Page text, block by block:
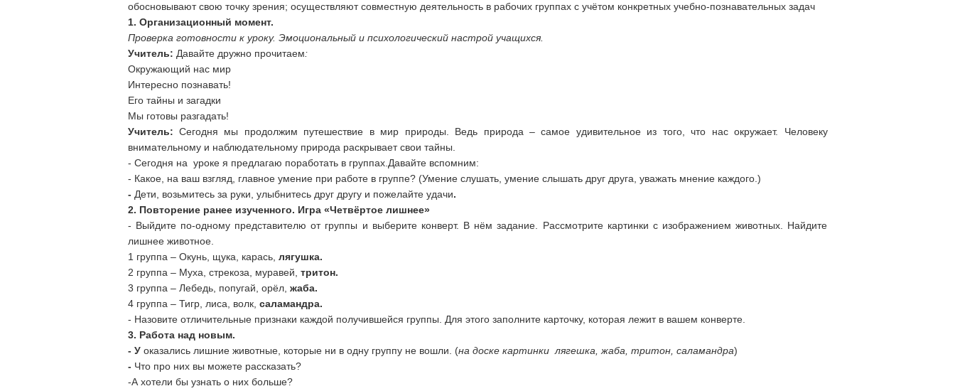
обосновывают свою точку зрения; осуществляют совместную деятельность в рабочих группах с учётом конкретных учебно-познавательных задач
1. Организационный момент.
Проверка готовности к уроку. Эмоциональный и психологический настрой учащихся.
Учитель: Давайте дружно прочитаем:
Окружающий нас мир
Интересно познавать!
Его тайны и загадки
Мы готовы разгадать!
Учитель: Сегодня мы продолжим путешествие в мир природы. Ведь природа – самое удивительное из того, что нас окружает. Человеку
внимательному и наблюдательному природа раскрывает свои тайны.
- Сегодня на уроке я предлагаю поработать в группах.Давайте вспомним:
- Какое, на ваш взгляд, главное умение при работе в группе? (Умение слушать, умение слышать друг друга, уважать мнение каждого.)
- Дети, возьмитесь за руки, улыбнитесь друг другу и пожелайте удачи.
2. Повторение ранее изученного. Игра «Четвёртое лишнее»
- Выйдите по-одному представителю от группы и выберите конверт. В нём задание. Рассмотрите картинки с изображением животных. Найдите
лишнее животное.
1 группа – Окунь, щука, карась, лягушка.
2 группа – Муха, стрекоза, муравей, тритон.
3 группа – Лебедь, попугай, орёл, жаба.
4 группа – Тигр, лиса, волк, саламандра.
- Назовите отличительные признаки каждой получившейся группы. Для этого заполните карточку, которая лежит в вашем конверте.
3. Работа над новым.
- Уоказались лишние животные, которые ни в одну группу не вошли. (на доске картинки лягешка, жаба, тритон, саламандра)
- Что про них вы можете рассказать?
-А хотели бы узнать о них больше?